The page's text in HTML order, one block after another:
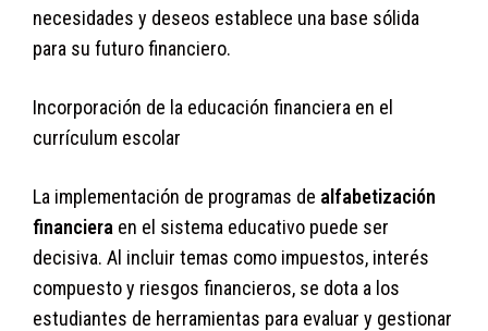
necesidades y deseos establece una base sólida
para su futuro financiero.
Incorporación de la educación financiera en el
currículum escolar
La implementación de programas de alfabetización
financiera en el sistema educativo puede ser
decisiva. Al incluir temas como impuestos, interés
compuesto y riesgos financieros, se dota a los
estudiantes de herramientas para evaluar y gestionar